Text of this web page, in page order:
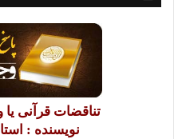
تناقضات قرآنی
نویسنده :